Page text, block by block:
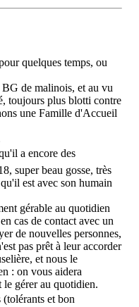
quelques temps, ou
BG de malinois, et au vu
toujours plus blotti contre
une Famille d'Accueil
a encore des
super beau gosse, très
est avec son humain
gérable au quotidien
cas de contact avec un
de nouvelles personnes,
pas prêt à leur accorder
et nous le
: on vous aidera
le gérer au quotidien.
(tolérants et bon